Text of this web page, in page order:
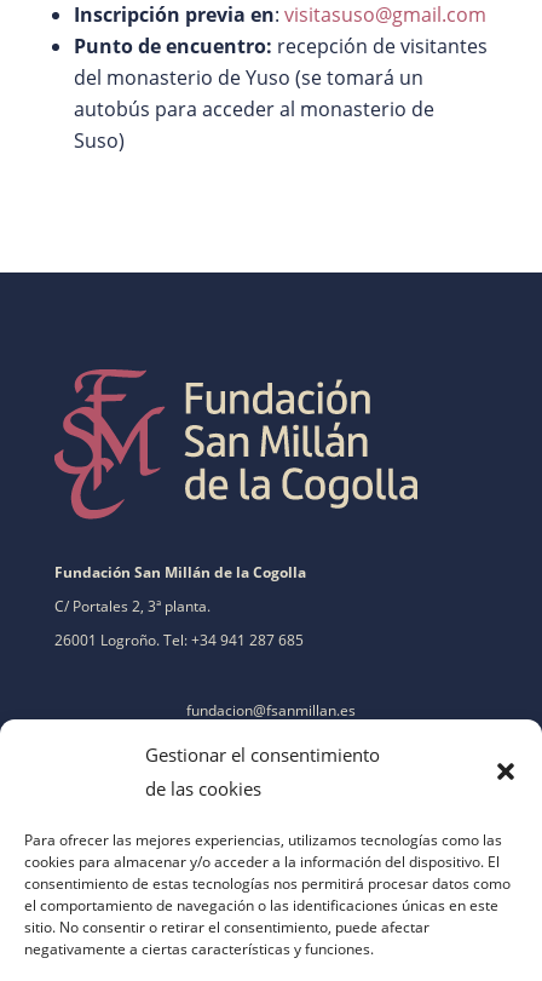
Gestionar el consentimiento
de las cookies
Para ofrecer las mejores experiencias, utilizamos tecnologías como las
cookies para almacenar y/o acceder a la información del dispositivo. El
consentimiento de estas tecnologías nos permitirá procesar datos como
el comportamiento de navegación o las identificaciones únicas en este
sitio. No consentir o retirar el consentimiento, puede afectar
negativamente a ciertas características y funciones.
Inscripción previa en: visitasuso@gmail.com
Punto de encuentro: recepción de visitantes
del monasterio de Yuso (se tomará un
autobús para acceder al monasterio de
Suso)
Fundación San Millán de la Cogolla
C/ Portales 2, 3ª planta.
26001 Logroño. Tel: +34 941 287 685
fundacion@fsanmillan.es